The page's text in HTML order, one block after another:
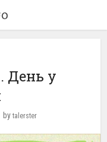
День у
by talerster